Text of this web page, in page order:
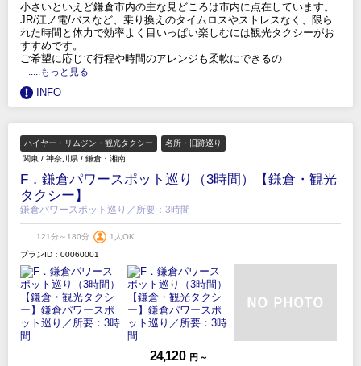
小さいといえど鎌倉市内の主な見どころは市内に点在しています。
JR/江ノ電/バスなど、乗り換えのタイムロスやストレスなく、限ら
れた時間と体力で効率よく目いっぱい楽しむには観光タクシーがお
すすめです。
ご希望に応じて行程や時間のアレンジも柔軟にできるの
.....もっと見る
INFO
ハイヤー・リムジン・観光タクシー
名所・旧跡巡り
関東 / 神奈川県 / 鎌倉・湘南
F．鎌倉パワースポット巡り（3時間）【鎌倉・観光
タクシー】
鎌倉パワースポット巡り／所要：3時間
121分～180分
1人OK
プランID：00060001
24,120 円 ～